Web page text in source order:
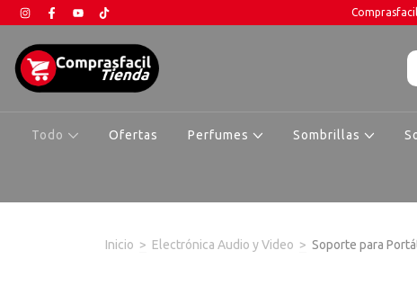
Todo Ofertas Perfumes Sombrillas
Inicio > Electrónica Audio y Video > Soporte para